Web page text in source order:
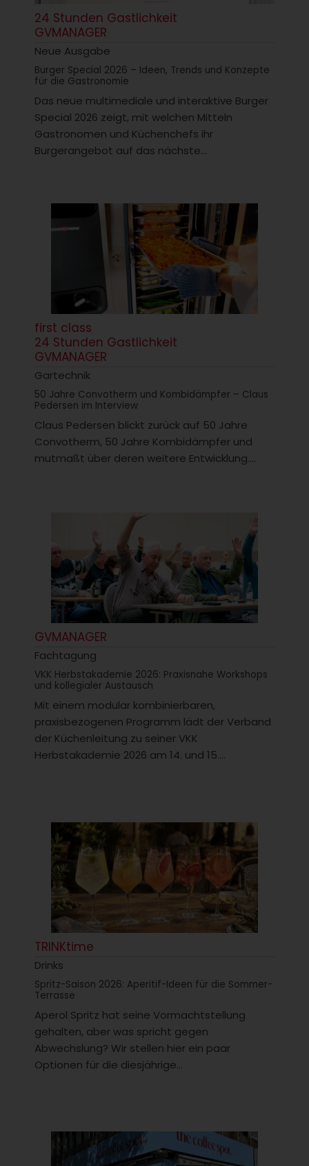
24 Stunden Gastlichkeit
GVMANAGER
Neue Ausgabe
Burger Special 2026 – Ideen, Trends und Konzepte
für die Gastronomie
Das neue multimediale und interaktive Burger
Special 2026 zeigt, mit welchen Mitteln
Gastronomen und Küchenchefs ihr
Burgerangebot auf das nächste...
first class
24 Stunden Gastlichkeit
GVMANAGER
Gartechnik
50 Jahre Convotherm und Kombidämpfer – Claus
Pedersen im Interview
Claus Pedersen blickt zurück auf 50 Jahre
Convotherm, 50 Jahre Kombidämpfer und
mutmaßt über deren weitere Entwicklung....
GVMANAGER
Fachtagung
VKK Herbstakademie 2026: Praxisnahe Workshops
und kollegialer Austausch
Mit einem modular kombinierbaren,
praxisbezogenen Programm lädt der Verband
der Küchenleitung zu seiner VKK
Herbstakademie 2026 am 14. und 15....
TRINKtime
Drinks
Spritz-Saison 2026: Aperitif-Ideen für die Sommer-
Terrasse
Aperol Spritz hat seine Vormachtstellung
gehalten, aber was spricht gegen
Abwechslung? Wir stellen hier ein paar
Optionen für die diesjährige...